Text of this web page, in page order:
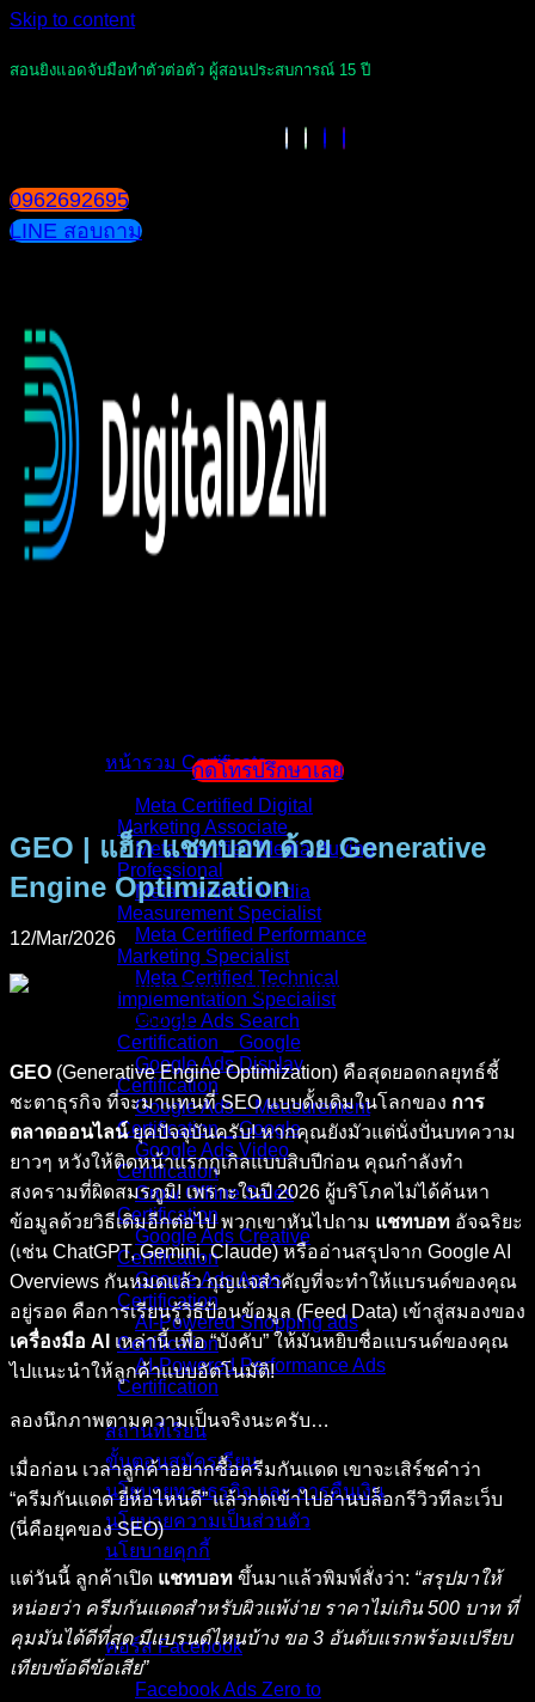
Skip to content
สอนยิงแอดจับมือทำตัวต่อตัว ผู้สอนประสบการณ์ 15 ปี
0962692695
LINE สอบถาม
หน้ารวม Certificate
Meta Certified Digital
Marketing Associate
Meta Certified Media Buying
Professional
Meta Certified Media
Measurement Specialist
Meta Certified Performance
Marketing Specialist
Meta Certified Technical
Implementation Specialist
Google Ads Search
Certification _ Google
Google Ads Display
Certification
Google Ads – Measurement
Certification _ Google
Google Ads Video
Certification
Grow Offline Sales
Certification
Google Ads Creative
Certification
Google Ads Apps
Certification
AI-Powered Shopping ads
Certification
AI-Powered Performance Ads
Certification
สถานที่เรียน
ขั้นตอนสมัครเรียน
นโยบายทางธุรกิจ และ การคืนเงิน
นโยบายความเป็นส่วนตัว
นโยบายคุกกี้
คอร์สทั้งหมด
คอร์ส Facebook
Facebook Ads Zero to
กดโทรปรึกษาเลย
GEO | แฮ็ก แชทบอท ด้วย Generative
Engine Optimization
12/Mar/2026
GEO (Generative Engine Optimization) คือสุดยอดกลยุทธ์ชี้
ชะตาธุรกิจ ที่จะมาแทนที่ SEO แบบดั้งเดิมในโลกของ การ
ตลาดออนไลน์ยุคปัจจุบันครับ! หากคุณยังมัวแต่นั่งปั่นบทความ
ยาวๆ หวังให้ติดหน้าแรกกูเกิลแบบสิบปีก่อน คุณกำลังทำ
สงครามที่ผิดสมรภูมิ! เพราะในปี 2026 ผู้บริโภคไม่ได้ค้นหา
ข้อมูลด้วยวิธีเดิมอีกต่อไป พวกเขาหันไปถาม แชทบอท อัจฉริยะ
(เช่น ChatGPT, Gemini, Claude) หรืออ่านสรุปจาก Google AI
Overviews กันหมดแล้ว กุญแจสำคัญที่จะทำให้แบรนด์ของคุณ
อยู่รอด คือการเรียนรู้วิธีป้อนข้อมูล (Feed Data) เข้าสู่สมองของ
เครื่องมือ AI เหล่านี้ เพื่อ “บังคับ” ให้มันหยิบชื่อแบรนด์ของคุณ
ไปแนะนำให้ลูกค้าแบบอัตโนมัติ!
ลองนึกภาพตามความเป็นจริงนะครับ…
เมื่อก่อน เวลาลูกค้าอยากซื้อครีมกันแดด เขาจะเสิร์ชคำว่า
“ครีมกันแดด ยี่ห้อไหนดี” แล้วกดเข้าไปอ่านบล็อกรีวิวทีละเว็บ
(นี่คือยุคของ SEO)
แต่วันนี้ ลูกค้าเปิด แชทบอท ขึ้นมาแล้วพิมพ์สั่งว่า: “สรุปมาให้
หน่อยว่า ครีมกันแดดสำหรับผิวแพ้ง่าย ราคาไม่เกิน 500 บาท ที่
คุมมันได้ดีที่สุด มีแบรนด์ไหนบ้าง ขอ 3 อันดับแรกพร้อมเปรียบ
เทียบข้อดีข้อเสีย”